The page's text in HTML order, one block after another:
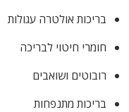
בריכות אולטרה עגולות
חומרי חיטוי לבריכה
רובוטים ושואבים
בריכות מתנפחות